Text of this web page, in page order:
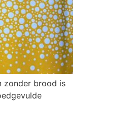
zonder brood is